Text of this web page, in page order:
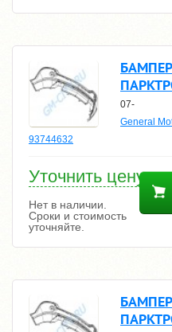
07-
General
93744632
Уточнить цену
Нет в наличии.
Сроки и стоимость
уточняйте.